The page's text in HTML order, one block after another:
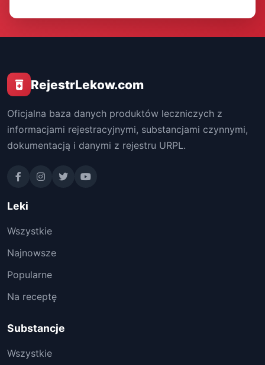
RejestrLekow.com
Oficjalna baza danych produktów leczniczych z
informacjami rejestracyjnymi, substancjami czynnymi,
dokumentacją i danymi z rejestru URPL.
Leki
Wszystkie
Najnowsze
Popularne
Na receptę
Substancje
Wszystkie